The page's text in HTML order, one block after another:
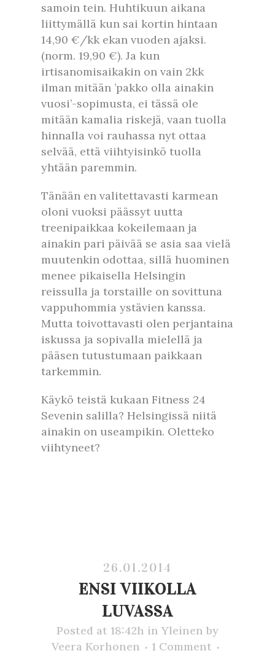
samoin tein. Huhtikuun aikana
liittymällä kun sai kortin hintaan
14,90 €/kk ekan vuoden ajaksi.
(norm. 19,90 €). Ja kun
irtisanomisaikakin on vain 2kk
ilman mitään ’pakko olla ainakin
vuosi’-sopimusta, ei tässä ole
mitään kamalia riskejä, vaan tuolla
hinnalla voi rauhassa nyt ottaa
selvää, että viihtyisinkö tuolla
yhtään paremmin.
Tänään en valitettavasti karmean
oloni vuoksi päässyt uutta
treenipaikkaa kokeilemaan ja
ainakin pari päivää se asia saa vielä
muutenkin odottaa, sillä huominen
menee pikaisella Helsingin
reissulla ja torstaille on sovittuna
vappuhommia ystävien kanssa.
Mutta toivottavasti olen perjantaina
iskussa ja sopivalla mielellä ja
pääsen tutustumaan paikkaan
tarkemmin.
Käykö teistä kukaan Fitness 24
Sevenin salilla? Helsingissä niitä
ainakin on useampikin. Oletteko
viihtyneet?
26.01.2014
ENSI VIIKOLLA
LUVASSA
Posted at 18:42h in Yleinen by
Veera Korhonen
1 Comment